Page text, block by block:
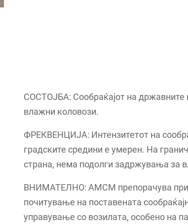
СОСТОЈБА: Сообраќајот на државните
влажни коловози.
ФРЕКВЕНЦИЈА: Интензитетот на
градските средини е умерен. На
страна, нема подолги задржувања за
ВНИМАТЕЛНО: АМСМ препорачува
почитување на поставената
управување со возилата, особено на